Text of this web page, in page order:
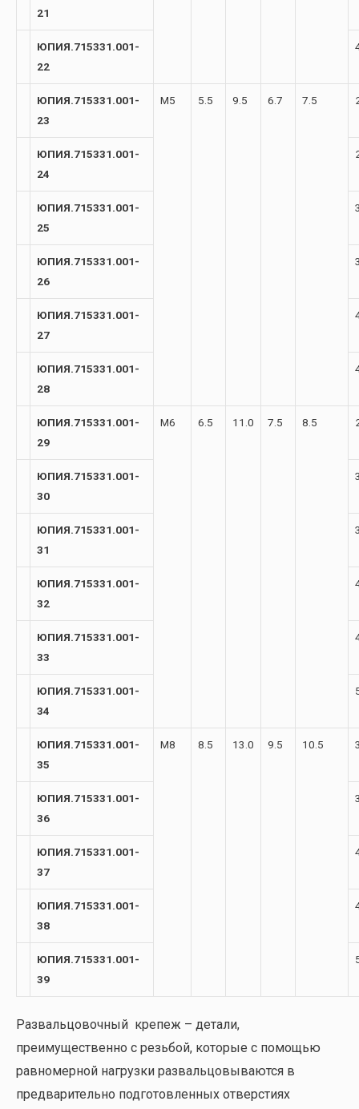
21
ЮПИЯ.715331.001-
22
ЮПИЯ.715331.001-
23
М5 5.5 9.5 6.7 7.5
ЮПИЯ.715331.001-
24
ЮПИЯ.715331.001-
25
ЮПИЯ.715331.001-
26
ЮПИЯ.715331.001-
27
ЮПИЯ.715331.001-
28
ЮПИЯ.715331.001-
29
М6 6.5 11.0 7.5 8.5
ЮПИЯ.715331.001-
30
ЮПИЯ.715331.001-
31
ЮПИЯ.715331.001-
32
ЮПИЯ.715331.001-
33
ЮПИЯ.715331.001-
34
ЮПИЯ.715331.001-
35
М8 8.5 13.0 9.5 10.5
ЮПИЯ.715331.001-
36
ЮПИЯ.715331.001-
37
ЮПИЯ.715331.001-
38
ЮПИЯ.715331.001-
39
Развальцовочный крепеж – детали,
преимущественно с резьбой, которые с помощью
равномерной нагрузки развальцовываются в
предварительно подготовленных отверстиях